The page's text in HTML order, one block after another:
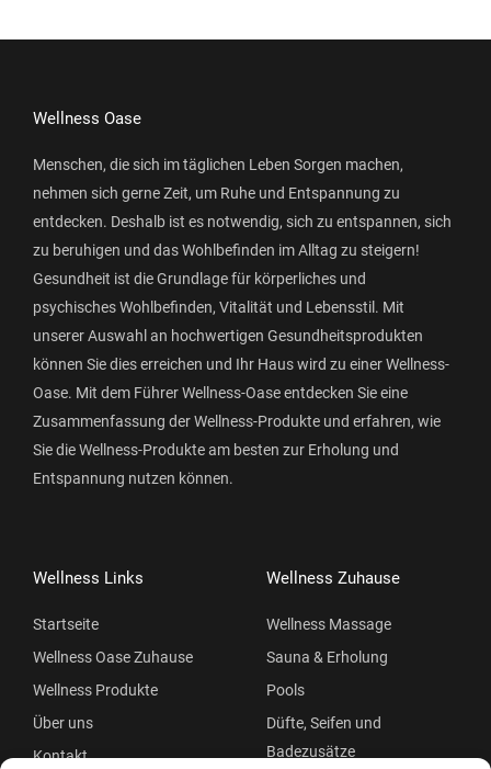
Wellness Oase
Menschen, die sich im täglichen Leben Sorgen machen,
nehmen sich gerne Zeit, um Ruhe und Entspannung zu
entdecken. Deshalb ist es notwendig, sich zu entspannen, sich
zu beruhigen und das Wohlbefinden im Alltag zu steigern!
Gesundheit ist die Grundlage für körperliches und
psychisches Wohlbefinden, Vitalität und Lebensstil. Mit
unserer Auswahl an hochwertigen Gesundheitsprodukten
können Sie dies erreichen und Ihr Haus wird zu einer Wellness-
Oase. Mit dem Führer Wellness-Oase entdecken Sie eine
Zusammenfassung der Wellness-Produkte und erfahren, wie
Sie die Wellness-Produkte am besten zur Erholung und
Entspannung nutzen können.
Wellness Links
Startseite
Wellness Oase Zuhause
Wellness Produkte
Über uns
Kontakt
Wellness Zuhause
Wellness Massage
Sauna & Erholung
Pools
Düfte, Seifen und
Badezusätze